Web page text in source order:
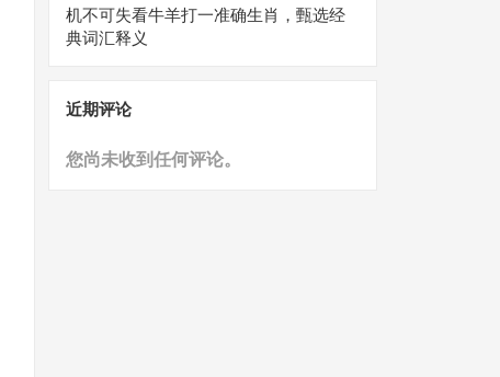
机不可失看牛羊打一准确生肖，甄选经
典词汇释义
近期评论
您尚未收到任何评论。